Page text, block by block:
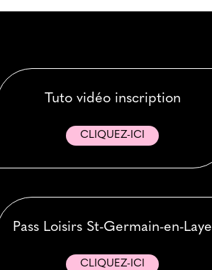
Tuto vidéo inscription
CLIQUEZ-ICI
Pass Loisirs St-Germain-en-Laye
CLIQUEZ-ICI